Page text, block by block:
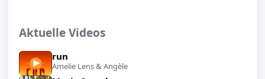
Aktuelle Videos
run
Amelie Lens & Angèle